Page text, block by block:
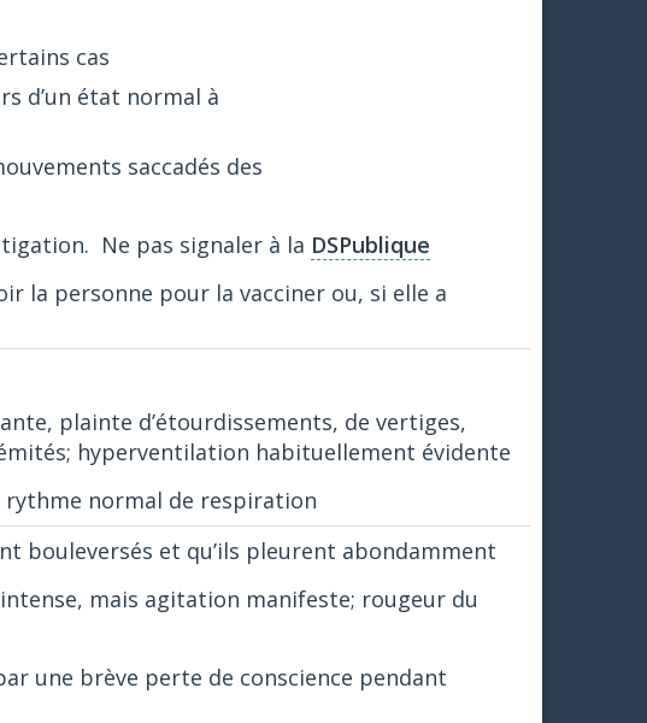
cas
d’un état normal à
saccadés des
Ne pas signaler à la DSPublique
la personne pour la vacciner ou, si elle a
plainte d’étourdissements, de vertiges,
hyperventilation habituellement évidente
rythme normal de respiration
bouleversés et qu’ils pleurent abondamment
mais agitation manifeste; rougeur du
une brève perte de conscience pendant